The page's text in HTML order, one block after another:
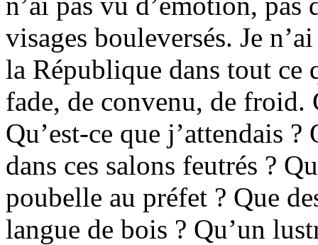
visages bouleversés. Je
la République dans tout ce
fade, de convenu, de froid.
Qu’est-ce que j’attendais
dans ces salons feutrés ?
poubelle au préfet ? Que
langue de bois ? Qu’un